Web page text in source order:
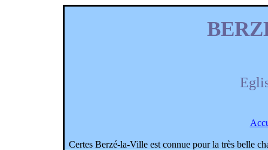
Certes Berzé-la-Ville est connue pour la très belle